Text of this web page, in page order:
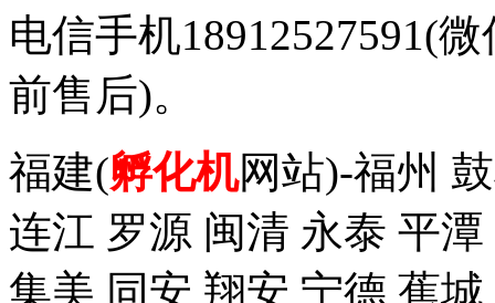
电信手机18912527591(
前售后)。
福建(孵化机网站)-福州
连江 罗源 闽清 永泰 平
集美 同安 翔安 宁德 蕉